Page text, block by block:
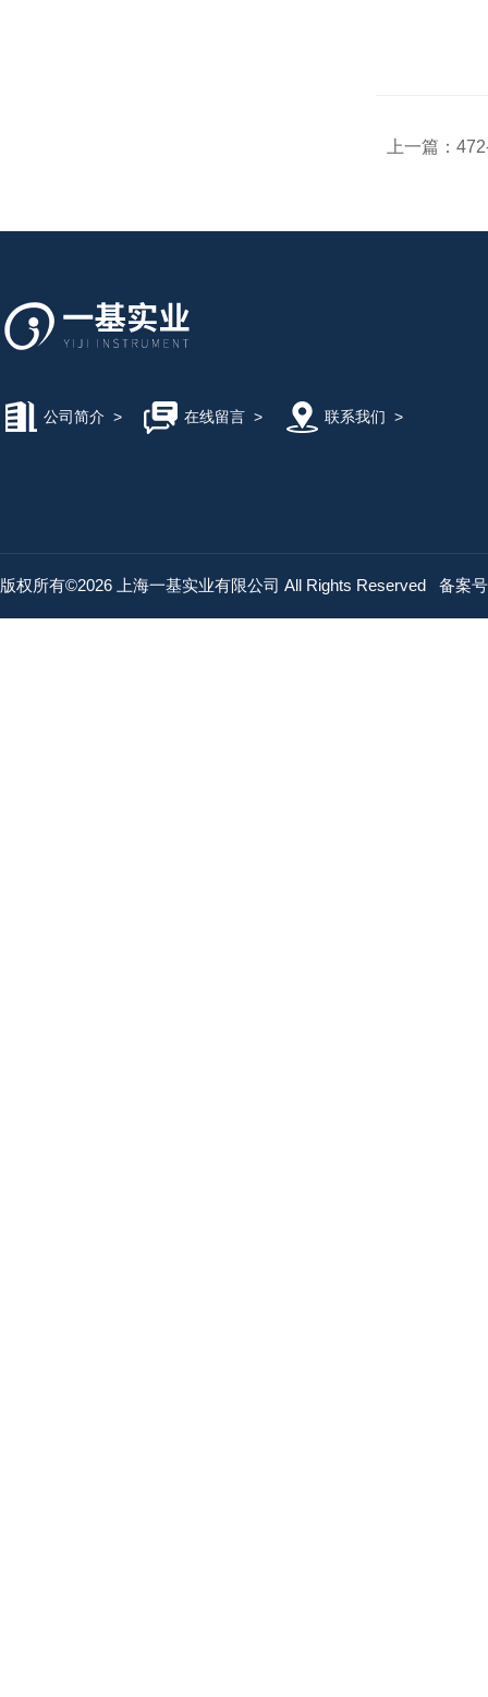
上一篇：
公司简介 > 在线留言> 联系我们 >
版权所有©2026 上海一基实业有限公司 All Rights Reserved 备案